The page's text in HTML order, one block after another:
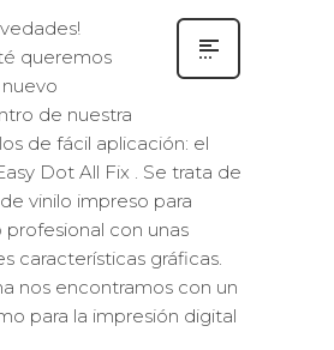
queremos
de nuestra
de fácil aplicación: el
Dot All Fix . Se trata de
vinilo impreso para
profesional con unas
características gráficas.
nos encontramos con un
para la impresión digital